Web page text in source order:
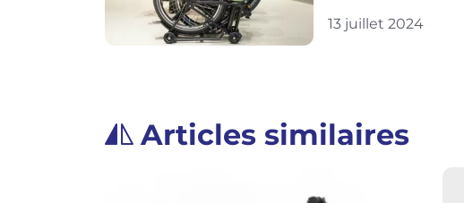
13 juillet 2024
Articles similaires